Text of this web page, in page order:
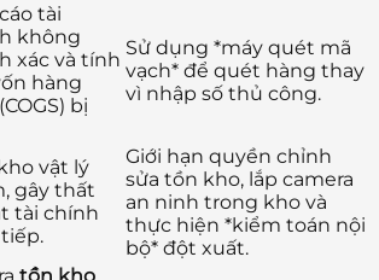
tài
không
xác và tính
hàng
bị
Sử dụng *máy quét mã
vạch* để quét hàng thay
vì nhập số thủ công.
vật lý
gây thất
tài chính
Giới hạn quyền chỉnh
sửa tồn kho, lắp camera
an ninh trong kho và
thực hiện *kiểm toán nội
bộ* đột xuất.